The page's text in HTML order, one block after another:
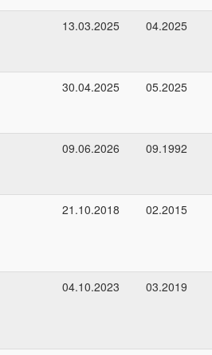
13.03.2025 04.2025
30.04.2025 05.2025
09.06.2026 09.1992
21.10.2018 02.2015
04.10.2023 03.2019